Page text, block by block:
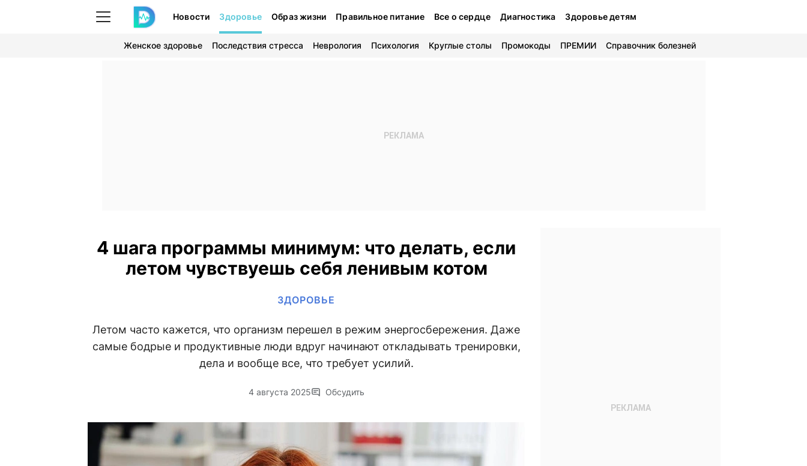
Новости Здоровье Образ жизни Правильное питание Все о сердце Диагностика Здоровье детям
Женское здоровье Последствия стресса Неврология Психология Круглые столы Промокоды ПРЕМИИ Справочник болезней
4 шага программы минимум: что делать, если
летом чувствуешь себя ленивым котом
ЗДОРОВЬЕ
Летом часто кажется, что организм перешел в режим энергосбережения. Даже
самые бодрые и продуктивные люди вдруг начинают откладывать тренировки,
дела и вообще все, что требует усилий.
4 августа 2025 Обсудить